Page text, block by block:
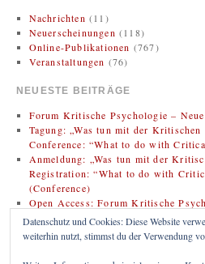
Nachrichten (11)
Neuerscheinungen (118)
Online-Publikationen (767)
Veranstaltungen (76)
NEUESTE BEITRÄGE
Forum Kritische Psychologie –
Tagung: „Was tun mit der
Conference: “What to do with
Anmeldung: „Was tun mit der
Registration: “What to do with
(Conference)
Open Access: Forum Kritische
(Zweitveröffentlichung)
Rezension: Bregman, Rutger
Datenschutz und Cookies: Diese Website
weiterhin nutzt, stimmst du der Verwendung